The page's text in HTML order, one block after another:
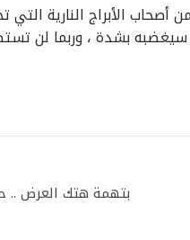
أصحاب الأبراج النارية
بشدة ، وربما لن
بتهمة هتك العرض ..